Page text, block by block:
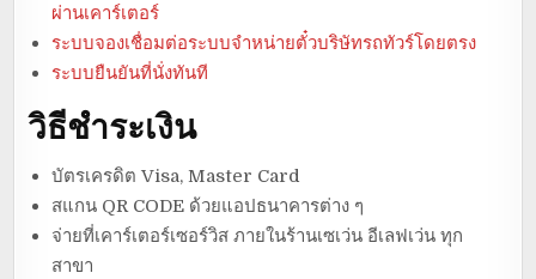
ผ่านเคาร์เตอร์
ระบบจองเชื่อมต่อระบบจำหน่ายตั๋วบริษัทรถทัวร์โดยตรง
ระบบยืนยันที่นั่งทันที
วิธีชำระเงิน
บัตรเครดิต Visa, Master Card
สแกน QR CODE ด้วยแอปธนาคารต่าง ๆ
จ่ายที่เคาร์เตอร์เซอร์วิส ภายในร้านเซเว่น อีเลฟเว่น ทุก
สาขา